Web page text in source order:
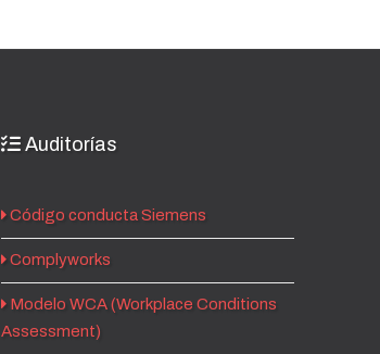
Auditorías
Código conducta Siemens
Complyworks
Modelo WCA (Workplace Conditions
Assessment)